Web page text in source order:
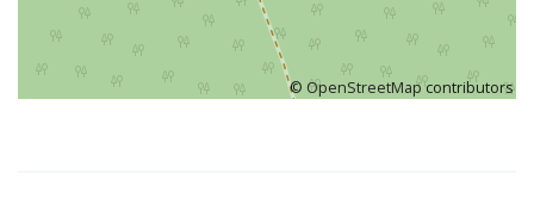
© OpenStreetMapcontributors